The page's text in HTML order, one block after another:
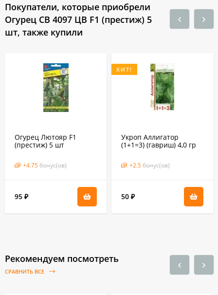
Покупатели, которые приобрели
Огурец СВ 4097 ЦВ F1 (престиж) 5
шт, также купили
Огурец Лютояр F1
(престиж) 5 шт
+4.75 бонус(ов)
95 ₽
ХИТ!
Укроп Аллигатор
(1+1=3) (гавриш) 4,0 гр
+2.5 бонус(ов)
50 ₽
Рекомендуем посмотреть
СРАВНИТЬ ВСЕ